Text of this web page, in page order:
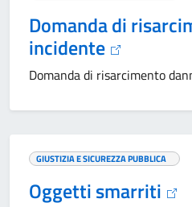
Domanda di
incidente
Domanda di risarcimento
GIUSTIZIA E SICUREZZA PUBBLICA
Oggetti smarriti